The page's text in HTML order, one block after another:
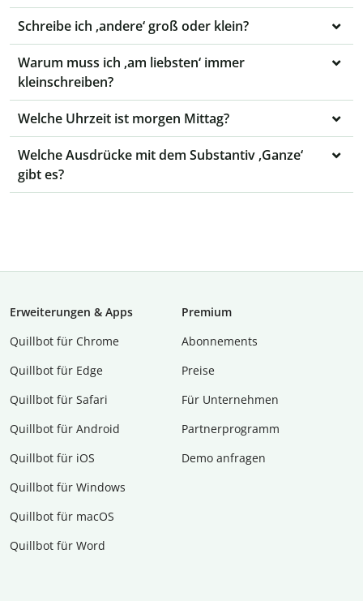
Schreibe ich ‚andere‘ groß oder klein?
Warum muss ich ‚am liebsten‘ immer
kleinschreiben?
Welche Uhrzeit ist morgen Mittag?
Welche Ausdrücke mit dem Substantiv ‚Ganze‘
gibt es?
Erweiterungen & Apps
Quillbot für Chrome
Quillbot für Edge
Quillbot für Safari
Quillbot für Android
Quillbot für iOS
Quillbot für Windows
Quillbot für macOS
Quillbot für Word
Premium
Abon­ne­ments
Preise
Für Unternehmen
Partnerprogramm
Demo anfragen